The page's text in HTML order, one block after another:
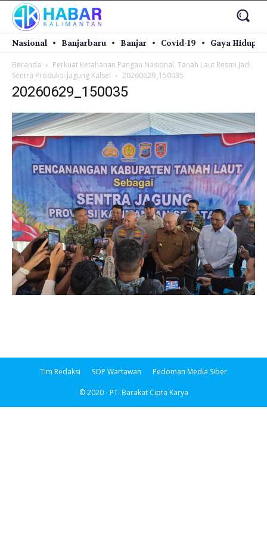
Nasional Banjarbaru Banjar Covid-19 Gaya Hidup
Beranda
Perkuat Ketahanan Pangan Nasional, Tanah Laut Resmi Jadi
Sentra Produksi Jagung Kalsel
20260629_150035
20260629_150035
Tim Redaksi SOP Wartawan Pedoman Media Siber
© 2020 - PT. Barakat Cipta Karya